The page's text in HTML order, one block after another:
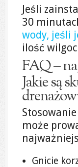
Jeśli
30
wody, jeśli
ilość
FAQ –
Jakie są
może
Gnicie